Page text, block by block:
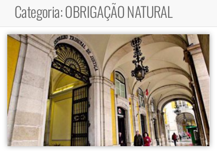
Categoria:OBRIGAÇÃO NATURAL